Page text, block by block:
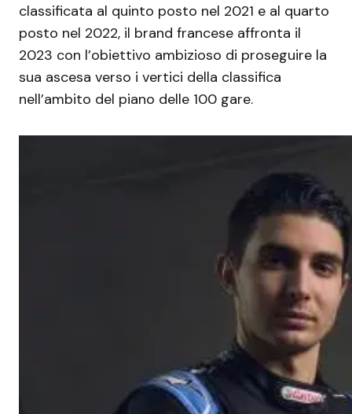
classificata al quinto posto nel 2021 e al quarto
posto nel 2022, il brand francese affronta il
2023 con l’obiettivo ambizioso di proseguire la
sua ascesa verso i vertici della classifica
nell’ambito del piano delle 100 gare.